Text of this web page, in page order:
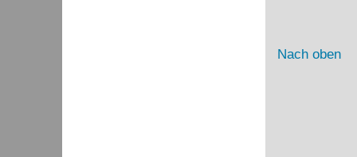
Nach oben